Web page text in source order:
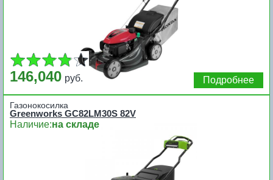
146,040 руб. Подробнее
Газонокосилка
Greenworks GC82LM30S 82V
Наличие:на складе